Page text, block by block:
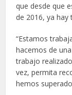
que desde que
de 2016, ya hay
“Estamos
hacemos de
trabajo
vez, permita
hemos